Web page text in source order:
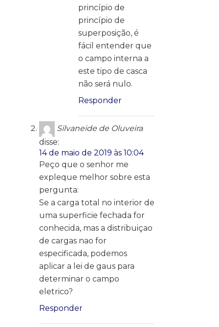
princípio de
princípio de
superposição, é
fácil entender que
o campo interna a
este tipo de casca
não será nulo.
Responder
Silvaneide de Oluveira
disse:
14 de maio de 2019 às 10:04
Peço que o senhor me
expleque melhor sobre esta
pergunta:
Se a carga total no interior de
uma superficie fechada for
conhecida, mas a distribuiçao
de cargas nao for
especificada, podemos
aplicar a lei de gaus para
determinar o campo
eletrico?
Responder